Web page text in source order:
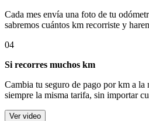
Cada mes envía una foto de tu
sabremos cuántos km recorriste y
04
Si recorres muchos km
Cambia tu seguro de pago por km a la
siempre la misma tarifa, sin importar
Ver video